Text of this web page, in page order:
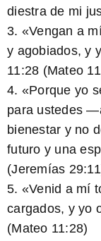
diestra de mi
3. «Vengan a
y agobiados, y
11:28 (Mateo
4. «Porque yo
para ustedes
bienestar y no
futuro y una
(Jeremías
5. «Venid a mí
cargados, y yo
(Mateo 11:28)